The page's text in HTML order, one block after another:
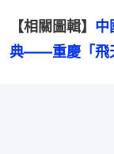
【相關圖輯】 中
典——重慶「飛